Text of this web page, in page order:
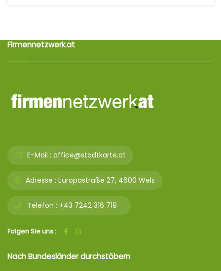
Firmennetzwerk.at
E-Mail : office@stadtkarte.at
Adresse : Europastraße 27, 4600 Wels
Telefon : +43 7242 316 719
Folgen Sie uns :
Nach Bundesländer durchstöbern